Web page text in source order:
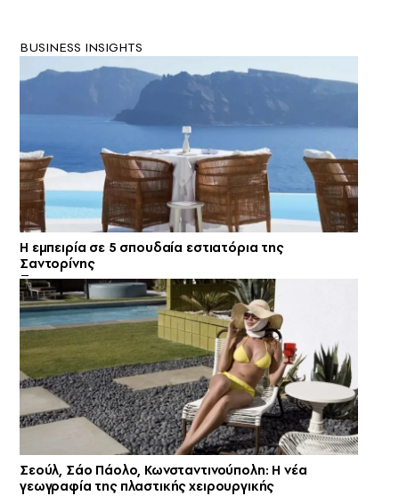
BUSINESS INSIGHTS
Η εμπειρία σε 5 σπουδαία εστιατόρια της
Σαντορίνης
Σεούλ, Σάο Πάολο, Κωνσταντινούπολη: Η νέα
γεωγραφία της πλαστικής χειρουργικής